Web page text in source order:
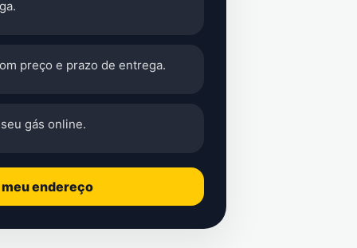
preço e prazo de entrega.
gás online.
endereço